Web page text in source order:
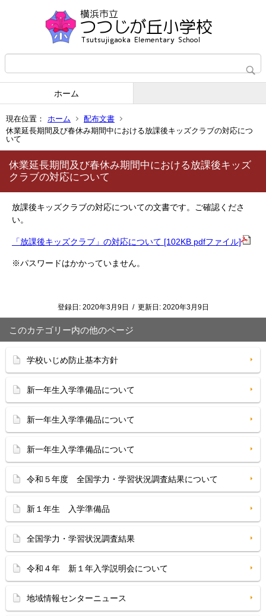
ホーム
現在位置： ホーム
配布文書
休業延長期間及び春休み期間中における放課後キッズクラブの対応につ
いて
休業延長期間及び春休み期間中における放課後キッズ
クラブの対応について
放課後キッズクラブの対応についての文書です。ご確認くださ
い。
「放課後キッズクラブ」の対応について [102KB pdfファイル]
※パスワードはかかっていません。
登録日: 2020年3月9日 / 更新日: 2020年3月9日
このカテゴリー内の他のページ
学校いじめ防止基本方針
新一年生入学準備品について
新一年生入学準備品について
新一年生入学準備品について
令和５年度 全国学力・学習状況調査結果について
新１年生 入学準備品
全国学力・学習状況調査結果
令和４年 新１年入学説明会について
地域情報センターニュース